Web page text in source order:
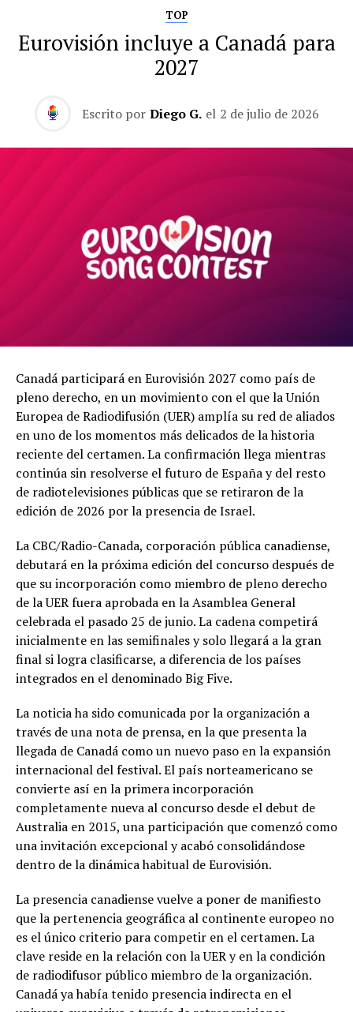
TOP
Eurovisión incluye a Canadá para
2027
Escrito por Diego G. el 2 de julio de 2026
Canadá participará en Eurovisión 2027 como país de
pleno derecho, en un movimiento con el que la Unión
Europea de Radiodifusión (UER) amplía su red de aliados
en uno de los momentos más delicados de la historia
reciente del certamen. La confirmación llega mientras
continúa sin resolverse el futuro de España y del resto
de radiotelevisiones públicas que se retiraron de la
edición de 2026 por la presencia de Israel.
La CBC/Radio-Canada, corporación pública canadiense,
debutará en la próxima edición del concurso después de
que su incorporación como miembro de pleno derecho
de la UER fuera aprobada en la Asamblea General
celebrada el pasado 25 de junio. La cadena competirá
inicialmente en las semifinales y solo llegará a la gran
final si logra clasificarse, a diferencia de los países
integrados en el denominado Big Five.
La noticia ha sido comunicada por la organización a
través de una nota de prensa, en la que presenta la
llegada de Canadá como un nuevo paso en la expansión
internacional del festival. El país norteamericano se
convierte así en la primera incorporación
completamente nueva al concurso desde el debut de
Australia en 2015, una participación que comenzó como
una invitación excepcional y acabó consolidándose
dentro de la dinámica habitual de Eurovisión.
La presencia canadiense vuelve a poner de manifiesto
que la pertenencia geográfica al continente europeo no
es el único criterio para competir en el certamen. La
clave reside en la relación con la UER y en la condición
de radiodifusor público miembro de la organización.
Canadá ya había tenido presencia indirecta en el